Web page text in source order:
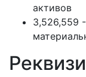
активов
3,526,559